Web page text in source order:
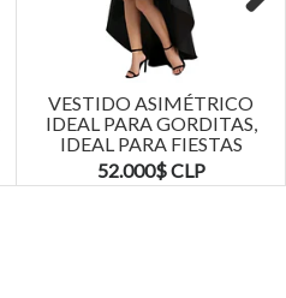
VESTIDO ASIMÉTRICO
IDEAL PARA GORDITAS,
IDEAL PARA FIESTAS
TALLAS PLUS...
52.000$ CLP